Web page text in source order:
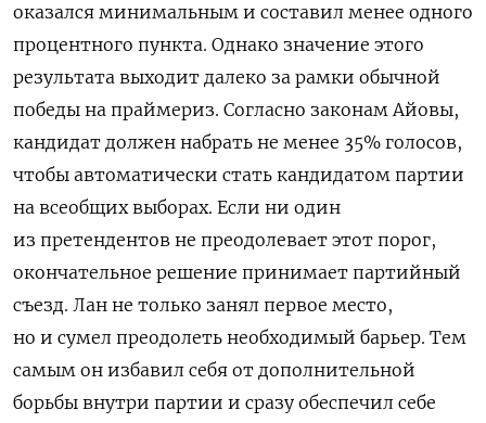
оказался минимальным и составил менее одного
процентного пункта. Однако значение этого
результата выходит далеко за рамки обычной
победы на праймериз. Согласно законам Айовы,
кандидат должен набрать не менее 35% голосов,
чтобы автоматически стать кандидатом партии
на всеобщих выборах. Если ни один
из претендентов не преодолевает этот порог,
окончательное решение принимает партийный
съезд. Лан не только занял первое место,
но и сумел преодолеть необходимый барьер. Тем
самым он избавил себя от дополнительной
борьбы внутри партии и сразу обеспечил себе